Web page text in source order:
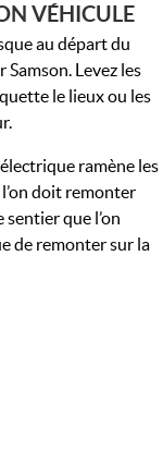
VÉHICULE
au départ du
Levez les
le lieux ou les
ramène les
doit remonter
que l’on
de remonter sur la